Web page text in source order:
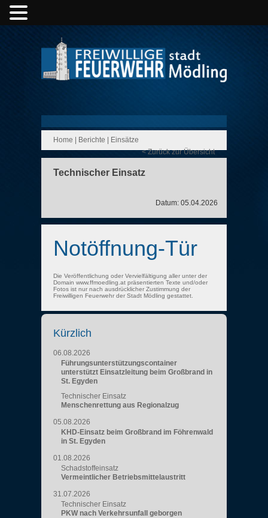
Home Berichte
Einsätze
< Zurück zur Übersicht
Technischer Einsatz
Datum: 05.04.2026
Notöffnung-Tür
Die Veröffentlichung oder Vervielfältigung aller unter der
Domain www.ffmoedling.at präsentierten Texte und/oder
Fotos ist nur nach ausdrücklicher Zustimmung der
Freiwilligen Feuerwehr der Stadt Mödling gestattet.
Kürzlich
06.08.2026
Führungsunterstützungscontainer
unterstützt Einsatzleitung beim Großbrand in
St. Egyden
Technischer Einsatz
Menschenrettung aus Regionalzug
05.08.2026
KHD-Einsatz beim Großbrand im Föhrenwald
in St. Egyden
01.08.2026
Schadstoffeinsatz
Vermeintlicher Betriebsmittelaustritt
31.07.2026
Technischer Einsatz
PKW nach Verkehrsunfall geborgen